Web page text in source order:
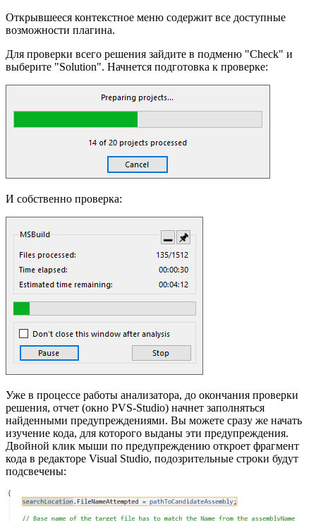
Открывшееся контекстное меню содержит все доступные
возможности плагина.
Для проверки всего решения зайдите в подменю "Check" и
выберите "Solution". Начнется подготовка к проверке:
И собственно проверка:
Уже в процессе работы анализатора, до окончания проверки
решения, отчет (окно PVS-Studio) начнет заполняться
найденными предупреждениями. Вы можете сразу же начать
изучение кода, для которого выданы эти предупреждения.
Двойной клик мыши по предупреждению откроет фрагмент
кода в редакторе Visual Studio, подозрительные строки будут
подсвечены: